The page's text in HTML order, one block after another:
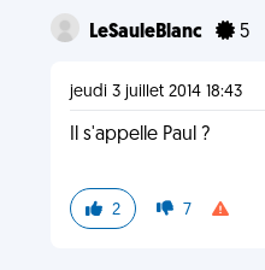
LeSauleBlanc 5
jeudi 3 juillet 2014 18:43
Il s'appelle Paul ?
2 7